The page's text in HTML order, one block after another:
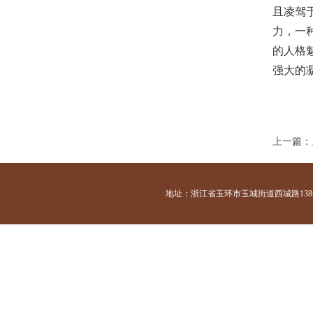
且凌驾
力，一
的人格
强大的
上一篇：
地址：浙江省玉环市玉城街道西城路